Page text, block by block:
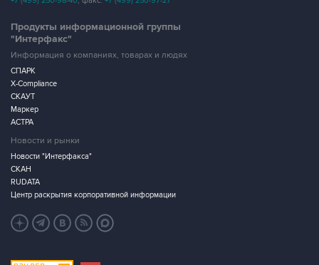
Продукты информационной группы
"Интерфакс"
Информация о компаниях, товарах и людях
СПАРК
X-Compliance
СКАУТ
Маркер
АСТРА
Новости и рынки
Новости "Интерфакса"
СКАН
RUDATA
Центр раскрытия корпоративной информации